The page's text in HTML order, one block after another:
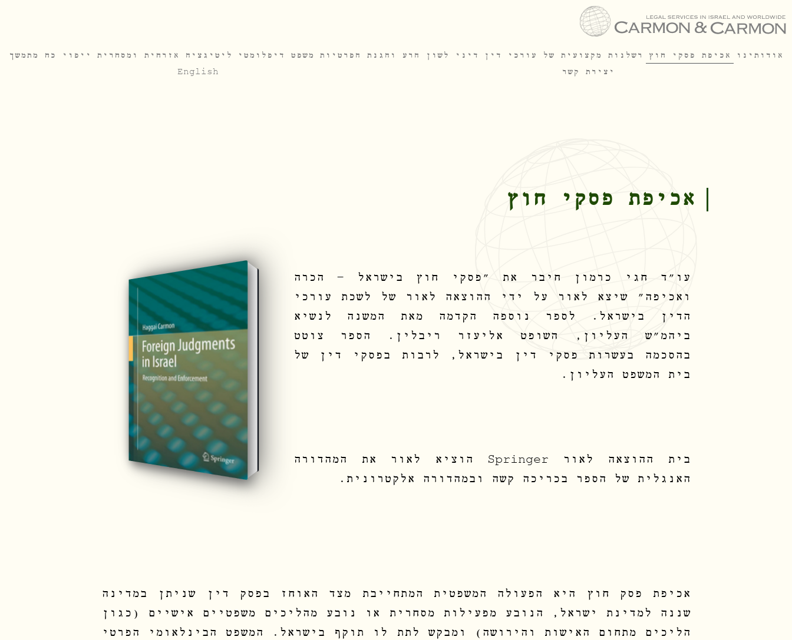
אודותינו אכיפת פסקי חוץ רשלנות מקצועית של עורכי דין דיני לשון הרע והגנת הפרטיות משפט דיפלומטי ליטיגציה אזרחית ומסחרית
ייפוי כח מתמשך
יצירת קשר
English
אכיפת פסקי חוץ
עו"ד חגי כרמון חיבר את "פסקי חוץ בישראל – הכרה
ואכיפה" שיצא לאור על ידי ההוצאה לאור של לשכת עורכי
הדין בישראל. לספר נוספה הקדמה מאת המשנה לנשיא
ביהמ"ש העליון, השופט אליעזר ריבלין. הספר צוטט
בהסכמה בעשרות פסקי דין בישראל, לרבות בפסקי דין של
בית המשפט העליון.
בית ההוצאה לאור Springer הוציא לאור את המהדורה
האנגלית של הספר בכריכה קשה ובמהדורה אלקטרונית.
אכיפת פסק חוץ היא הפעולה המשפטית המתחייבת מצד האוחז בפסק דין שניתן במדינה
שננה למדינת ישראל, הנובע מפעילות מסחרית או נובע מהליכים משפטיים אישיים (כגון
הליכים מתחום האישות והירושה) ומבקש לתת לו תוקף בישראל. המשפט הבינלאומי הפרטי